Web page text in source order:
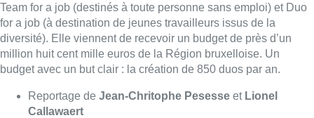
Team for a job (destinés à toute personne sans emploi) et Duo
for a job (à destination de jeunes travailleurs issus de la
diversité). Elle viennent de recevoir un budget de près d’un
million huit cent mille euros de la Région bruxelloise. Un
budget avec un but clair : la création de 850 duos par an.
Reportage de Jean-Chritophe Pesesse et Lionel
Callawaert